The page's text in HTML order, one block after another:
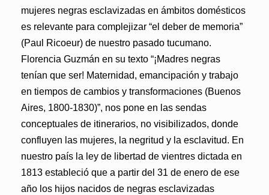
mujeres negras esclavizadas en ámbitos domésticos
es relevante para complejizar “el deber de memoria”
(Paul Ricoeur) de nuestro pasado tucumano.
Florencia Guzmán en su texto “¡Madres negras
tenían que ser! Maternidad, emancipación y trabajo
en tiempos de cambios y transformaciones (Buenos
Aires, 1800-1830)”, nos pone en las sendas
conceptuales de itinerarios, no visibilizados, donde
confluyen las mujeres, la negritud y la esclavitud. En
nuestro país la ley de libertad de vientres dictada en
1813 estableció que a partir del 31 de enero de ese
año los hijos nacidos de negras esclavizadas